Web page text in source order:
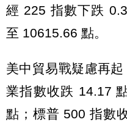
經 225 指數下跌
至 10615.66 點。
美中貿易戰疑慮再
業指數收跌 14.17
點；標普 500 指數